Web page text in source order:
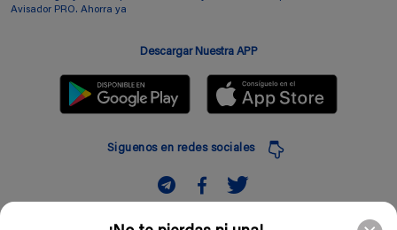
Avisador PRO. Ahorra ya
Descargar Nuestra APP
Siguenos en redes sociales
Suscribir